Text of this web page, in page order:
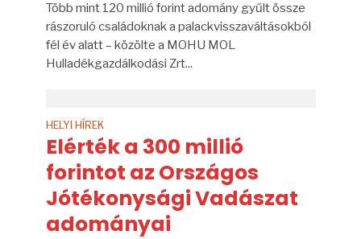
Több mint 120 millió forint adomány gyűlt össze
rászoruló családoknak a palackvisszaváltásokból
fél év alatt – közölte a MOHU MOL
Hulladékgazdálkodási Zrt...
HELYI HÍREK
Elérték a 300 millió
forintot az Országos
Jótékonysági Vadászat
adományai